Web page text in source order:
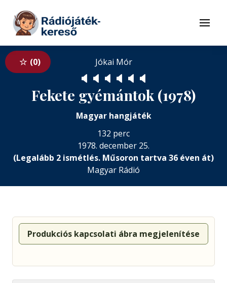
Tovább a tartalomhoz
Menü
0 Jókai Mór
🔈 🔈 🔈 🔈 🔈 🔈
Fekete gyémántok (1978)
Magyar hangjáték
132 perc
1978. december 25.
(Legalább 2 ismétlés. Műsoron tartva 36 éven át)
Magyar Rádió
Produkciós kapcsolati ábra megjelenítése